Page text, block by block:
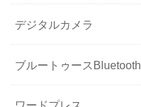
デジタルカメラ
ブルートゥースBluetooth